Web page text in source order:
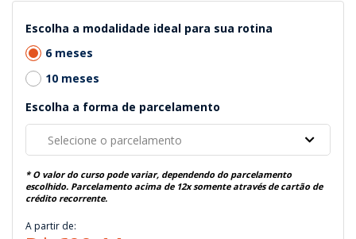
Escolha a modalidade ideal para sua rotina
6 meses
10 meses
Escolha a forma de parcelamento
Selecione o parcelamento
* O valor do curso pode variar, dependendo do parcelamento
escolhido. Parcelamento acima de 12x somente através de cartão de
crédito recorrente.
A partir de: